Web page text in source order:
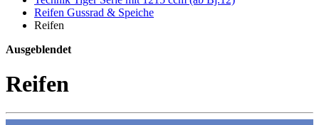
Reifen Gussrad & Speiche
Reifen
Ausgeblendet
Reifen